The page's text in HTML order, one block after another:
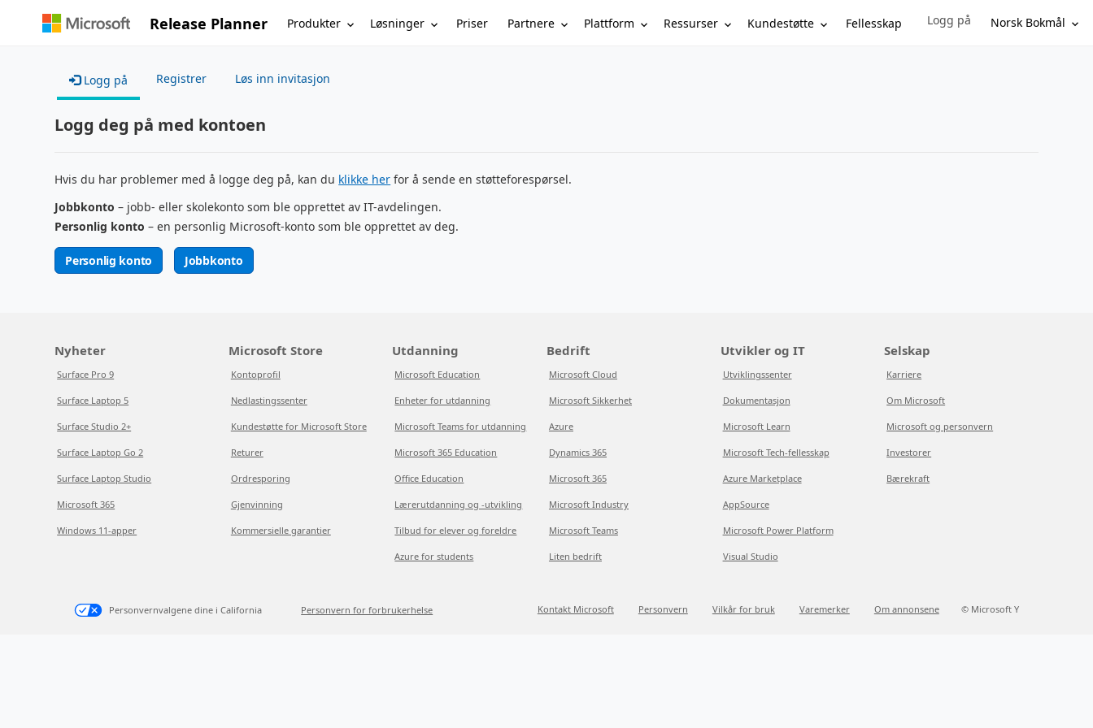
Release Planner Produkter Løsninger Priser Partnere Plattform Ressurser Kundestøtte Fellesskap Sign in to your account
Logg på Norsk Bokmål
Logg på Registrer Løs inn invitasjon
Logg deg på med kontoen
Hvis du har problemer med å logge deg på, kan du klikke her for å sende en støtteforespørsel.
Jobbkonto – jobb- eller skolekonto som ble opprettet av IT-avdelingen.
Personlig konto – en personlig Microsoft-konto som ble opprettet av deg.
Personlig konto Jobbkonto
Nyheter
Surface Pro 9
Surface Laptop 5
Surface Studio 2+
Surface Laptop Go 2
Surface Laptop Studio
Microsoft 365
Windows 11-apper
Microsoft Store
Kontoprofil
Nedlastingssenter
Kundestøtte for Microsoft Store
Returer
Ordresporing
Gjenvinning
Kommersielle garantier
Utdanning
Microsoft Education
Enheter for utdanning
Microsoft Teams for utdanning
Microsoft 365 Education
Office Education
Lærerutdanning og -utvikling
Tilbud for elever og foreldre
Azure for students
Bedrift
Microsoft Cloud
Microsoft Sikkerhet
Azure
Dynamics 365
Microsoft 365
Microsoft Industry
Microsoft Teams
Liten bedrift
Utvikler og IT
Utviklingssenter
Dokumentasjon
Microsoft Learn
Microsoft Tech-fellesskap
Azure Marketplace
AppSource
Microsoft Power Platform
Visual Studio
Selskap
Karriere
Om Microsoft
Microsoft og personvern
Investorer
Bærekraft
Personvernvalgene dine i California Personvern for forbrukerhelse Kontakt Microsoft Personvern Vilkår for bruk Varemerker Om annonsene © Microsoft Y